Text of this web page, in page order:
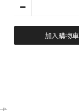
加入購物車